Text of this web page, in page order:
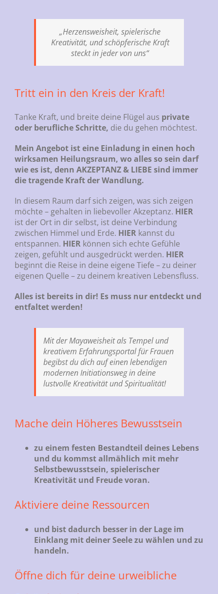
„Herzensweisheit, spielerische
Kreativität, und schöpferische Kraft
steckt in jeder von uns“
Tritt ein in den Kreis der Kraft!
Tanke Kraft, und breite deine Flügel aus private
oder berufliche Schritte, die du gehen möchtest.
Mein Angebot ist eine Einladung in einen hoch
wirksamen Heilungsraum, wo alles so sein darf
wie es ist, denn AKZEPTANZ & LIEBE sind immer
die tragende Kraft der Wandlung.
In diesem Raum darf sich zeigen, was sich zeigen
möchte – gehalten in liebevoller Akzeptanz. HIER
ist der Ort in dir selbst, ist deine Verbindung
zwischen Himmel und Erde. HIER kannst du
entspannen. HIER können sich echte Gefühle
zeigen, gefühlt und ausgedrückt werden. HIER
beginnt die Reise in deine eigene Tiefe – zu deiner
eigenen Quelle – zu deinem kreativen Lebensfluss.
Alles ist bereits in dir! Es muss nur entdeckt und
entfaltet werden!
Mit der Mayaweisheit als Tempel und
kreativem Erfahrungsportal für Frauen
begibst du dich auf einen lebendigen
modernen Initiationsweg in deine
lustvolle Kreativität und Spiritualität!
Mache dein Höheres Bewusstsein
zu einem festen Bestandteil deines Lebens
und du kommst allmählich mit mehr
Selbstbewusstsein, spielerischer
Kreativität und Freudevoran.
Aktiviere deine Ressourcen
und bist dadurch besser in der Lage im
Einklang mit deiner Seele zu wählen und zu
handeln.
Öffne dich für deine urweibliche